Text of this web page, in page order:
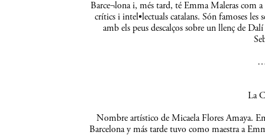
Barce¬lona i, més tard, té Emma Maleras com
crítics i intel•lectuals catalans. Són famoses
amb els peus descalços sobre un llenç de
La
Nombre artístico de Micaela Flores Amaya.
Barcelona y más tarde tuvo como maestra a